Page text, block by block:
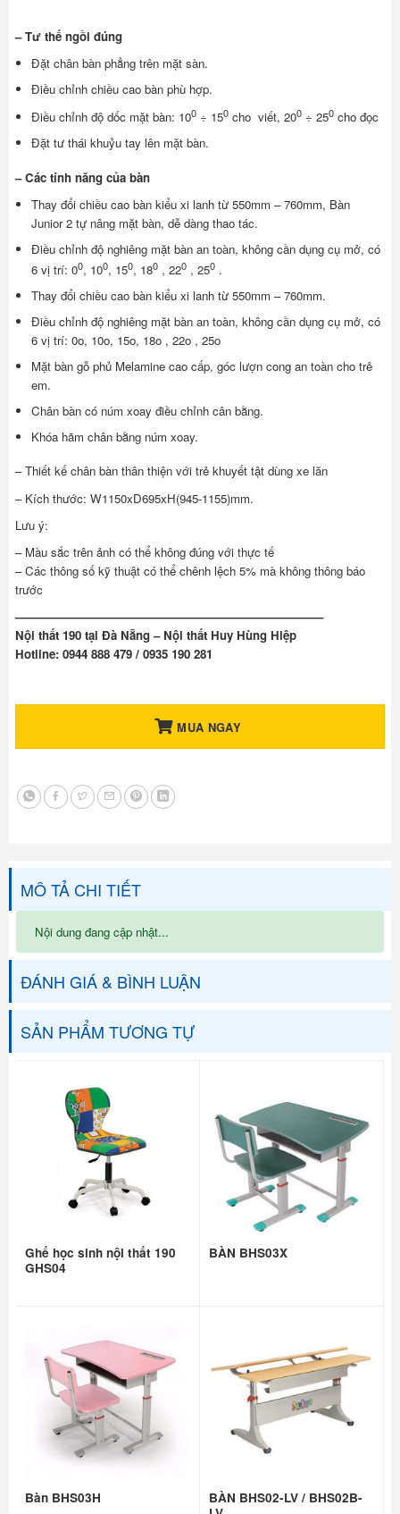
– Tư thế ngồi đúng
Đặt chân bàn phẳng trên mặt sàn.
Điều chỉnh chiều cao bàn phù hợp.
Điều chỉnh độ dốc mặt bàn: 100÷ 150cho viết, 200÷ 250cho đọc
Đặt tư thái khuỷu tay lên mặt bàn.
– Các tính năng của bàn
Thay đổi chiều cao bàn kiểu xi lanh từ 550mm – 760mm, Bàn
Junior 2 tự nâng mặt bàn, dễ dàng thao tác.
Điều chỉnh độ nghiêng mặt bàn an toàn, không cần dụng cụ mở, có
6 vị trí: 00, 100, 150, 180, 220, 250.
Thay đổi chiều cao bàn kiểu xi lanh từ 550mm – 760mm.
Điều chỉnh độ nghiêng mặt bàn an toàn, không cần dụng cụ mở, có
6 vị trí: 0o, 10o, 15o, 18o , 22o , 25o
Mặt bàn gỗ phủ Melamine cao cấp, góc lượn cong an toàn cho trẻ
em.
Chân bàn có núm xoay điều chỉnh cân bằng.
Khóa hãm chân bằng núm xoay.
– Thiết kế chân bàn thân thiện với trẻ khuyết tật dùng xe lăn
– Kích thước: W1150xD695xH(945-1155)mm.
Lưu ý:
– Màu sắc trên ảnh có thể không đúng với thực tế
– Các thông số kỹ thuật có thể chênh lệch 5% mà không thông báo
trước
——————————————————————————–
Nội thất 190 tại Đà Nẵng – Nội thất Huy Hùng Hiệp
Hotline: 0944 888 479 / 0935 190 281
MUA NGAY
MÔ TẢ CHI TIẾT
Nội dung đang cập nhật...
ĐÁNH GIÁ & BÌNH LUẬN
SẢN PHẨM TƯƠNG TỰ
Ghế học sinh nội thất 190
GHS04
BÀN BHS03X
Bàn BHS03H
BÀN BHS02-LV / BHS02B-